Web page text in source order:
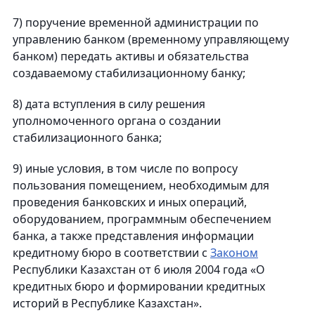
7) поручение временной администрации по
управлению банком (временному управляющему
банком) передать активы и обязательства
создаваемому стабилизационному банку;
8) дата вступления в силу решения
уполномоченного органа о создании
стабилизационного банка;
9) иные условия, в том числе по вопросу
пользования помещением, необходимым для
проведения банковских и иных операций,
оборудованием, программным обеспечением
банка, а также представления информации
кредитному бюро в соответствии с Законом
Республики Казахстан от 6 июля 2004 года «О
кредитных бюро и формировании кредитных
историй в Республике Казахстан».